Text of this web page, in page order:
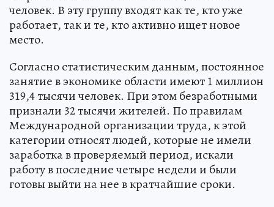
человек. В эту группу входят как те, кто уже
работает, так и те, кто активно ищет новое
место.
Согласно статистическим данным, постоянное
занятие в экономике области имеют 1 миллион
319,4 тысячи человек. При этом безработными
признали 32 тысячи жителей. По правилам
Международной организации труда, к этой
категории относят людей, которые не имели
заработка в проверяемый период, искали
работу в последние четыре недели и были
готовы выйти на нее в кратчайшие сроки.